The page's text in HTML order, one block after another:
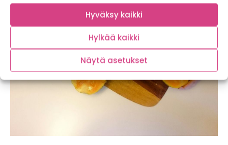
Hyväksy kaikki
Hylkää kaikki
Näytä asetukset